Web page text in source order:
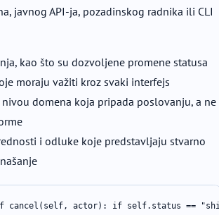
javnog API-ja, pozadinskog radnika ili CLI
kao što su dozvoljene promene statusa
moraju važiti kroz svaki interfejs
domena koja pripada poslovanju, a ne
i odluke koje predstavljaju stvarno
cancel(self, actor): if self.status ==